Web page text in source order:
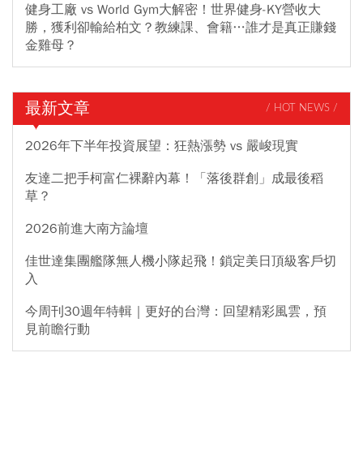
健身工廠 vs World Gym大解密！世界健身-KY營收大
勝，獲利卻輸給柏文？教練課、會籍…誰才是真正賺錢
金雞母？
最新文章 / HOT NEWS /
2026年下半年投資展望：狂熱漲勢 vs 嚴峻現實
友達二把手柯富仁裸辭內幕！「落後群創」成最後稻
草？
2026前進大南方論壇
佳世達集團艦隊無人機小隊起飛！鎖定美日頂級客戶切
入
今周刊30週年特輯｜更好的台灣：回望精彩風雲，預
見前瞻行動